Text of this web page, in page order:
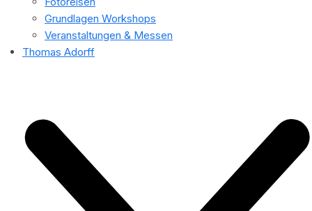
Grundlagen Workshops
Veranstaltungen & Messen
Thomas Adorff